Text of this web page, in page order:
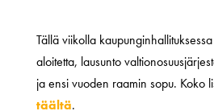
Tällä viikolla
aloitetta, lausunto
ja ensi vuoden raamin sopu. Koko
täältä.